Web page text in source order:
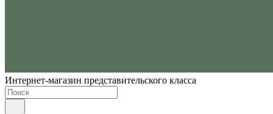
Интернет-магазин представительского класса